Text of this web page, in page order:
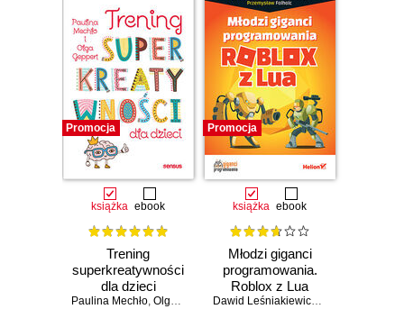
Promocja
książka ebook
Trening
superkreatywności
dla dzieci
Paulina Mechło, Olga Geppert
Promocja
książka ebook
Młodzi giganci
programowania.
Roblox z Lua
Dawid Leśniakiewicz
,